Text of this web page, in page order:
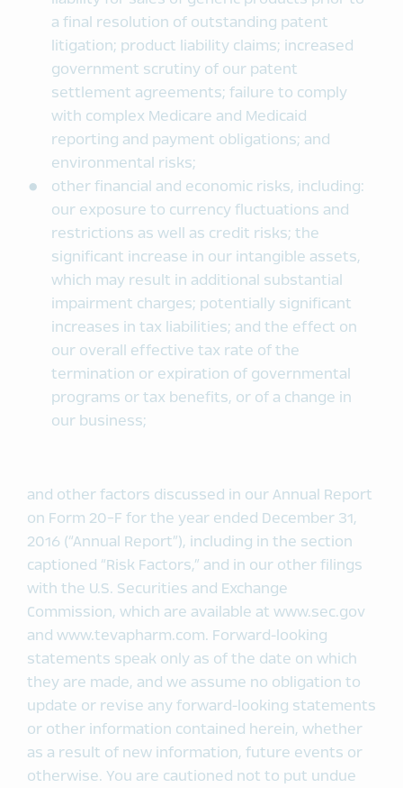
a final resolution of outstanding patent
litigation; product liability claims; increased
government scrutiny of our patent
settlement agreements; failure to comply
with complex Medicare and Medicaid
reporting and payment obligations; and
environmental risks;
other financial and economic risks, including:
our exposure to currency fluctuations and
restrictions as well as credit risks; the
significant increase in our intangible assets,
which may result in additional substantial
impairment charges; potentially significant
increases in tax liabilities; and the effect on
our overall effective tax rate of the
termination or expiration of governmental
programs or tax benefits, or of a change in
our business;
and other factors discussed in our Annual Report
on Form 20-F for the year ended December 31,
2016 (“Annual Report”), including in the section
captioned “Risk Factors,” and in our other filings
with the U.S. Securities and Exchange
Commission, which are available at www.sec.gov
and www.tevapharm.com. Forward-looking
statements speak only as of the date on which
they are made, and we assume no obligation to
update or revise any forward-looking statements
or other information contained herein, whether
as a result of new information, future events or
otherwise. You are cautioned not to put undue